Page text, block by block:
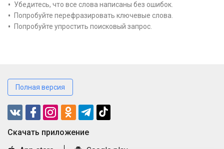
Убедитесь, что все слова написаны без ошибок.
Попробуйте перефразировать ключевые слова.
Попробуйте упростить поисковый запрос.
Полная версия
Cкачать приложение